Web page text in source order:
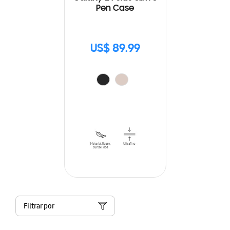
Pen Case
US$ 89.99
Filtrar por